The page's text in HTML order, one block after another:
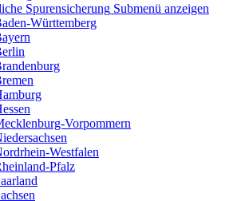
Spurensicherung Submenü anzeigen
Württemberg
Vorpommern
Westfalen
Pfalz